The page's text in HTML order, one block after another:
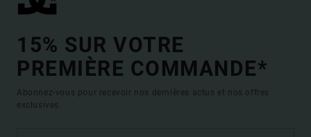
15% SUR VOTRE
PREMIÈRE COMMANDE*
Abonnez-vous pour recevoir nos dernières actus et nos offres
exclusives.